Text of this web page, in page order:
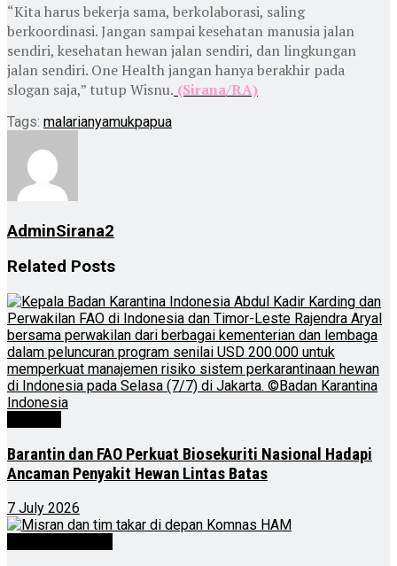
“Kita harus bekerja sama, berkolaborasi, saling
berkoordinasi. Jangan sampai kesehatan manusia jalan
sendiri, kesehatan hewan jalan sendiri, dan lingkungan
jalan sendiri. One Health jangan hanya berakhir pada
slogan saja,” tutup Wisnu. (Sirana/RA)
Tags: malarianyamukpapua
AdminSirana2
Related Posts
Barantin dan FAO Perkuat Biosekuriti Nasional Hadapi
Ancaman Penyakit Hewan Lintas Batas
7 July 2026